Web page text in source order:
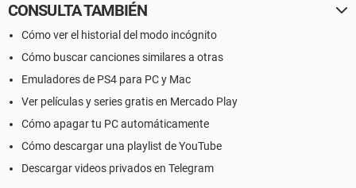
CONSULTA TAMBIÉN
Cómo ver el historial del modo incógnito
Cómo buscar canciones similares a otras
Emuladores de PS4 para PC y Mac
Ver películas y series gratis en Mercado Play
Cómo apagar tu PC automáticamente
Cómo descargar una playlist de YouTube
Descargar videos privados en Telegram